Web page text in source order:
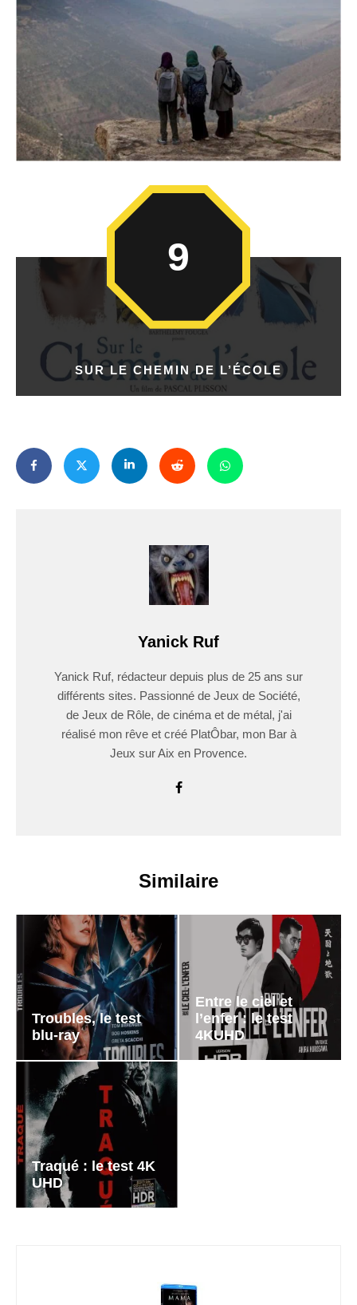
SUR LE CHEMIN DE L’ÉCOLE
9
Yanick Ruf
Yanick Ruf, rédacteur depuis plus de 25 ans sur
différents sites. Passionné de Jeux de Société,
de Jeux de Rôle, de cinéma et de métal, j'ai
réalisé mon rêve et créé PlatÔbar, mon Bar à
Jeux sur Aix en Provence.
Similaire
Troubles, le test
blu-ray
Entre le ciel et
l’enfer : le test
4KUHD
Traqué : le test 4K
UHD